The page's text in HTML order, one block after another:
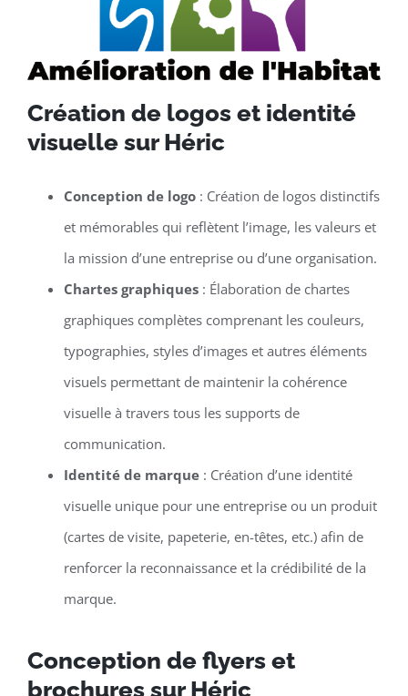
Création de logos et identité
visuelle sur Héric
Conception de logo: Création de logos distinctifs
et mémorables qui reflètent l’image, les valeurs et
la mission d’une entreprise ou d’une organisation.
Chartes graphiques: Élaboration de chartes
graphiques complètes comprenant les couleurs,
typographies, styles d’images et autres éléments
visuels permettant de maintenir la cohérence
visuelle à travers tous les supports de
communication.
Identité de marque: Création d’une identité
visuelle unique pour une entreprise ou un produit
(cartes de visite, papeterie, en-têtes, etc.) afin de
renforcer la reconnaissance et la crédibilité de la
marque.
Conception de flyers et
brochures sur Héric